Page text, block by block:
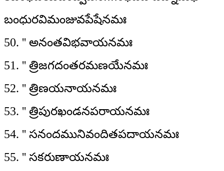
బంధురవిమంజువపేషేనమః
50. '' అనంతవిభవాయనమః
51. '' త్రిజగదంతరమణయేనమః
52. '' త్రిణయనాయనమః
53. '' త్రిపురఖండనపరాయనమః
54. '' సనందమునివందితపదాయనమః
55. '' సకరుణాయనమః